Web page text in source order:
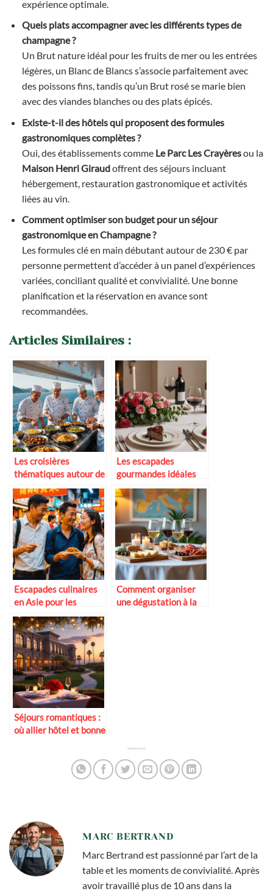
expérience optimale.
Quels plats accompagner avec les différents types de
champagne ?
Un Brut nature idéal pour les fruits de mer ou les entrées
légères, un Blanc de Blancs s’associe parfaitement avec
des poissons fins, tandis qu’un Brut rosé se marie bien
avec des viandes blanches ou des plats épicés.
Existe-t-il des hôtels qui proposent des formules
gastronomiques complètes ?
Oui, des établissements comme Le Parc Les Crayèresou la
Maison Henri Giraudoffrent des séjours incluant
hébergement, restauration gastronomique et activités
liées au vin.
Comment optimiser son budget pour un séjour
gastronomique en Champagne ?
Les formules clé en main débutant autour de 230 € par
personne permettent d’accéder à un panel d’expériences
variées, conciliant qualité et convivialité. Une bonne
planification et la réservation en avance sont
recommandées.
Articles Similaires :
Les croisières
thématiques autour de
la gastronomie
Les escapades
gourmandes idéales
pour la Saint-Valentin
Escapades culinaires
en Asie pour les
couples aventuriers
Comment organiser
une dégustation à la
Séjours romantiques :
où allier hôtel et bonne
MARC BERTRAND
Marc Bertrand est passionné par l’art de la
table et les moments de convivialité. Après
avoir travaillé plus de 10 ans dans la